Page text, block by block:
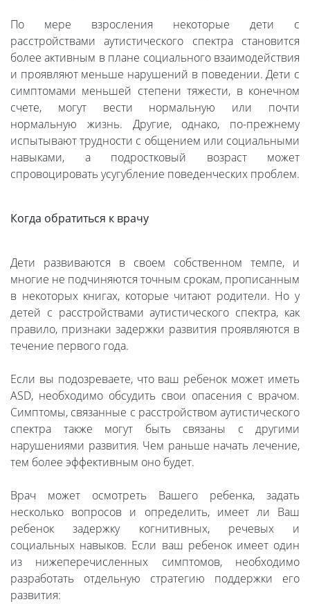
По мере взросления некоторые дети с
расстройствами аутистического спектра становится
более активным в плане социального взаимодействия
и проявляют меньше нарушений в поведении. Дети с
симптомами меньшей степени тяжести, в конечном
счете, могут вести нормальную или почти
нормальную жизнь. Другие, однако, по-прежнему
испытывают трудности с общением или социальными
навыками, а подростковый возраст может
спровоцировать усугубление поведенческих проблем.
Когда обратиться к врачу
Дети развиваются в своем собственном темпе, и
многие не подчиняются точным срокам, прописанным
в некоторых книгах, которые читают родители. Но у
детей с расстройствами аутистического спектра, как
правило, признаки задержки развития проявляются в
течение первого года.
Если вы подозреваете, что ваш ребенок может иметь
ASD, необходимо обсудить свои опасения с врачом.
Симптомы, связанные с расстройством аутистического
спектра также могут быть связаны с другими
нарушениями развития. Чем раньше начать лечение,
тем более эффективным оно будет.
Врач может осмотреть Вашего ребенка, задать
несколько вопросов и определить, имеет ли Ваш
ребенок задержку когнитивных, речевых и
социальных навыков. Если ваш ребенок имеет один
из нижеперечисленных симптомов, необходимо
разработать отдельную стратегию поддержки его
развития: